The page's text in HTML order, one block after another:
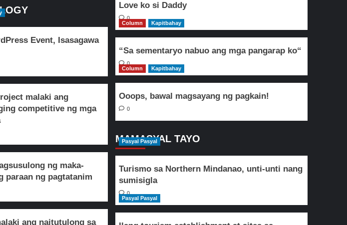
Event, Isasagawa
malaki ang
competitive ng mga
ng maka-
paraan ng pagtatanim
ang naitutulong sa
Love ko si Daddy
0
Column
Kapitbahay
“Sa sementaryo nabuo ang mga pangarap ko“
0
Column
Kapitbahay
Ooops, bawal magsayang ng pagkain!
0
MAMASYAL TAYO
Pasyal Pasyal
Turismo sa Northern Mindanao, unti-unti nang
sumisigla
0
Pasyal Pasyal